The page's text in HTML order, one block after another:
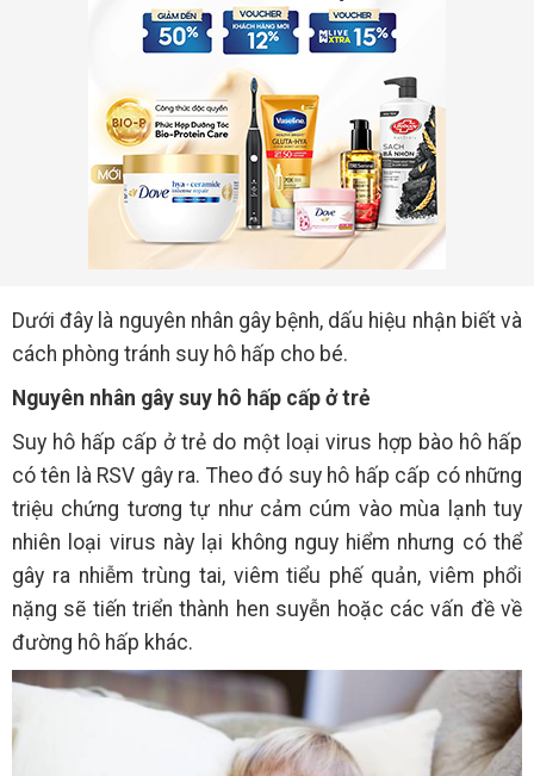
Dưới đây là nguyên nhân gây bệnh, dấu hiệu nhận biết và
cách phòng tránh suy hô hấp cho bé.
Nguyên nhân gây suy hô hấp cấp ở trẻ
Suy hô hấp cấp ở trẻ do một loại virus hợp bào hô hấp
có tên là RSV gây ra. Theo đó suy hô hấp cấp có những
triệu chứng tương tự như cảm cúm vào mùa lạnh tuy
nhiên loại virus này lại không nguy hiểm nhưng có thể
gây ra nhiễm trùng tai, viêm tiểu phế quản, viêm phổi
nặng sẽ tiến triển thành hen suyễn hoặc các vấn đề về
đường hô hấp khác.